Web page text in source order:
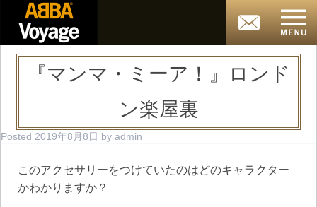
『マンマ・ミーア！』ロンド
ン楽屋裏
Posted 2019年8月8日 by admin
このアクセサリーをつけていたのはどのキャラクター
かわかりますか？